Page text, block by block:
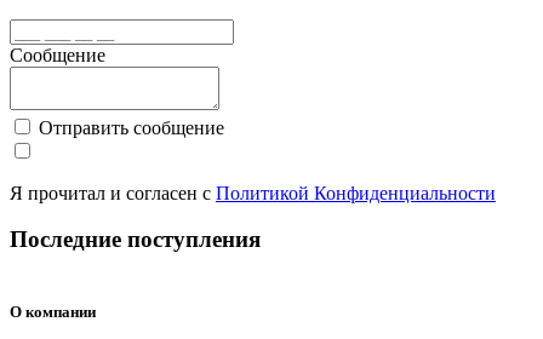
Сообщение
Отправить сообщение
Я прочитал и согласен с Политикой Конфиденциальности
Последние поступления
бюджетный
Бюджетные кондиционеры
бюджетный
Бюджетные кондиционеры
Инверторные кондиционеры
О компании